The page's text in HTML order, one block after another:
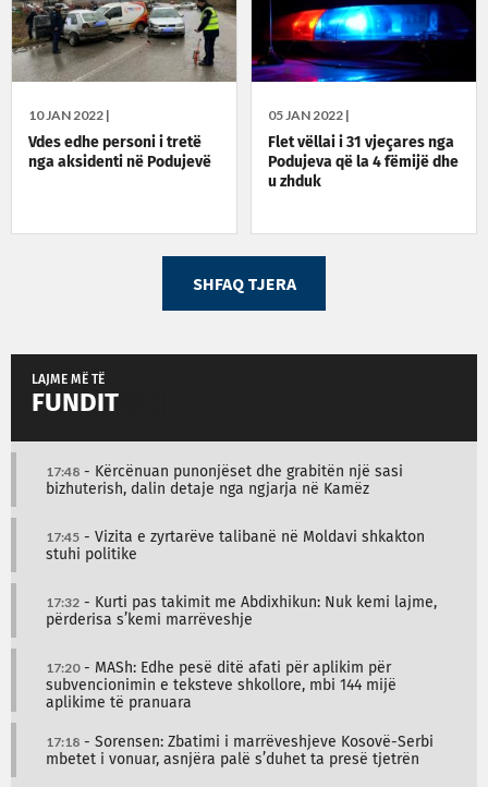
10 JAN 2022 |
Vdes edhe personi i tretë
nga aksidenti në Podujevë
05 JAN 2022 |
Flet vëllai i 31 vjeçares nga
Podujeva që la 4 fëmijë dhe
u zhduk
SHFAQ TJERA
LAJME MË TË
FUNDIT
17:48 - Kërcënuan punonjëset dhe grabitën një sasi
bizhuterish, dalin detaje nga ngjarja në Kamëz
17:45 - Vizita e zyrtarëve talibanë në Moldavi shkakton
stuhi politike
17:32 - Kurti pas takimit me Abdixhikun: Nuk kemi lajme,
përderisa s’kemi marrëveshje
17:20- MASh: Edhe pesë ditë afati për aplikim për
subvencionimin e teksteve shkollore, mbi 144 mijë
aplikime të pranuara
17:18 - Sorensen: Zbatimi i marrëveshjeve Kosovë-Serbi
mbetet i vonuar, asnjëra palë s’duhet ta presë tjetrën